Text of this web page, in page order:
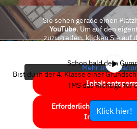
Sie sehen gerade einen
YouTube. Um auf den
zuzugreifen, klicken Sie auf
Mehr
Inhalt
Erforderlichen Service
Inhalte
Schon bald dein
Bist du in der 4. Klasse einer
TMS das Richtige für
Klick hier!